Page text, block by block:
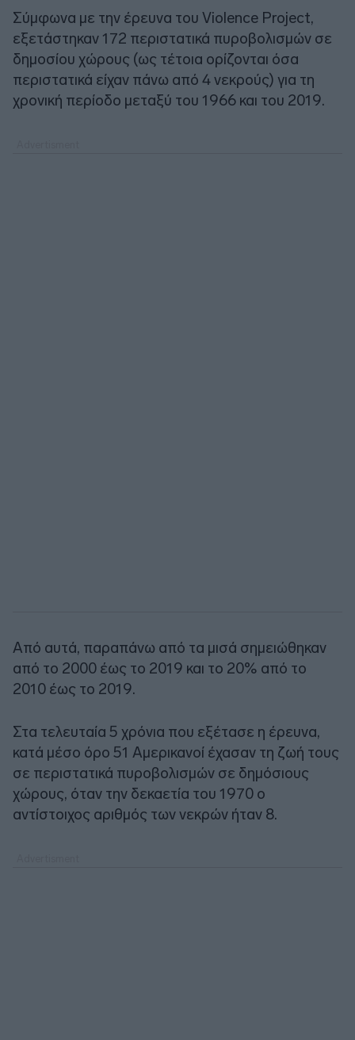
Σύμφωνα με την έρευνα του Violence Project,
εξετάστηκαν 172 περιστατικά πυροβολισμών σε
δημοσίου χώρους (ως τέτοια ορίζονται όσα
περιστατικά είχαν πάνω από 4 νεκρούς) για τη
χρονική περίοδο μεταξύ του 1966 και του 2019.
Από αυτά, παραπάνω από τα μισά σημειώθηκαν
από το 2000 έως το 2019 και το 20% από το
2010 έως το 2019.
Στα τελευταία 5 χρόνια που εξέτασε η έρευνα,
κατά μέσο όρο 51 Αμερικανοί έχασαν τη ζωή τους
σε περιστατικά πυροβολισμών σε δημόσιους
χώρους, όταν την δεκαετία του 1970 ο
αντίστοιχος αριθμός των νεκρών ήταν 8.